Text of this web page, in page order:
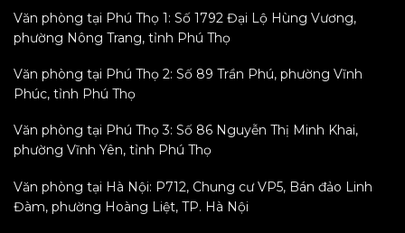
Văn phòng tại Phú Thọ 1: Số 1792 Đại Lộ Hùng Vương,
phường Nông Trang, tỉnh Phú Thọ
Văn phòng tại Phú Thọ 2: Số 89 Trần Phú, phường Vĩnh
Phúc, tỉnh Phú Thọ
Văn phòng tại Phú Thọ 3: Số 86 Nguyễn Thị Minh Khai,
phường Vĩnh Yên, tỉnh Phú Thọ
Văn phòng tại Hà Nội: P712, Chung cư VP5, Bán đảo Linh
Đàm, phường Hoàng Liệt, TP. Hà Nội